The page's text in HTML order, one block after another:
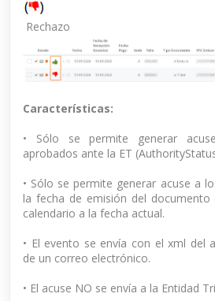
Rechazo
Características:
• Sólo se permite generar
aprobados ante la ET
• Sólo se permite generar acuse a
la fecha de emisión del documento
calendario a la fecha actual.
• El evento se envía con el xml del
de un correo electrónico.
• El acuse NO se envía a la Entidad